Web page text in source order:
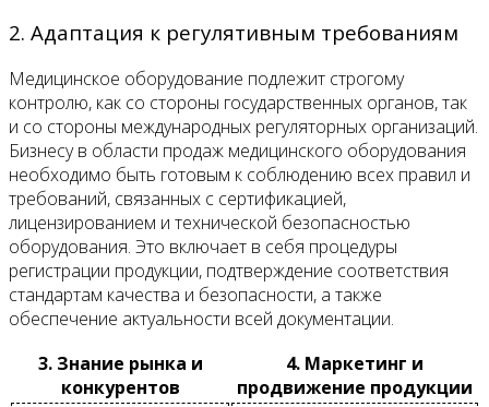
2. Адаптация к регулятивным требованиям
Медицинское оборудование подлежит строгому
контролю, как со стороны государственных органов, так
и со стороны международных регуляторных организаций.
Бизнесу в области продаж медицинского оборудования
необходимо быть готовым к соблюдению всех правил и
требований, связанных с сертификацией,
лицензированием и технической безопасностью
оборудования. Это включает в себя процедуры
регистрации продукции, подтверждение соответствия
стандартам качества и безопасности, а также
обеспечение актуальности всей документации.
3. Знание рынка и
конкурентов
4. Маркетинг и
продвижение продукции